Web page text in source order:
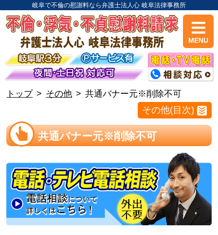
岐阜で不倫の慰謝料なら弁護士法人心 岐阜法律事務所
MENU
トップ その他 共通バナー元※削除不可
その他(目次)
共通バナー元※削除不可